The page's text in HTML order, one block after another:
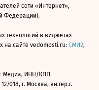
сети «Интернет»,
Федерации).
технологий в виджетах
на сайте vedomosti.ru: СМИ2,
Медиа, ИНН/КПП
127018, г. Москва, вн.тер.г.